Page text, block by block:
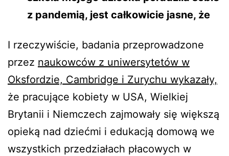
z pandemią, jest całkowicie jasne, że
przestaną pracować i przejmą
nauczanie. Wysłano mi całodniowe
materiały do nauki obejmujące 8
godzin każdego dnia, z oczekiwaniem,
że je dostarczę.
pic.twitter.com/6SqGOuYMsh
I rzeczywiście, badania przeprowadzone
przez naukowców z uniwersytetów w
Oksfordzie, Cambridge i Zurychu wykazały,
że pracujące kobiety w USA, Wielkiej
Brytanii i Niemczech zajmowały się większą
opieką nad dziećmi i edukacją domową we
wszystkich przedziałach płacowych w